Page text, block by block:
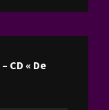
CD « De